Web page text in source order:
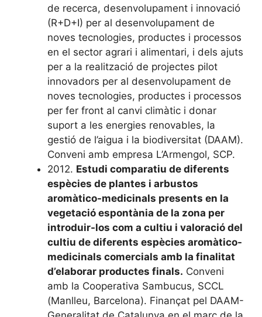
de recerca, desenvolupament i innovació
(R+D+I) per al desenvolupament de
noves tecnologies, productes i processos
en el sector agrari i alimentari, i dels ajuts
per a la realització de projectes pilot
innovadors per al desenvolupament de
noves tecnologies, productes i processos
per fer front al canvi climàtic i donar
suport a les energies renovables, la
gestió de l’aigua i la biodiversitat (DAAM).
Conveni amb empresa L’Armengol, SCP.
2012. Estudi comparatiu de diferents
espècies de plantes i arbustos
aromàtico-medicinals presents en la
vegetació espontània de la zona per
introduir-los com a cultiu i valoració del
cultiu de diferents espècies aromàtico-
medicinals comercials amb la finalitat
d’elaborar productes finals. Conveni
amb la Cooperativa Sambucus, SCCL
(Manlleu, Barcelona). Finançat pel DAAM-